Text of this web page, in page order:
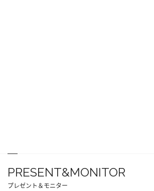
PRESENT&MONITOR
プレゼント＆モニター